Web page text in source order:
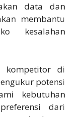
data dan
membantu
kesalahan
kompetitor di
potensi
kebutuhan
dari